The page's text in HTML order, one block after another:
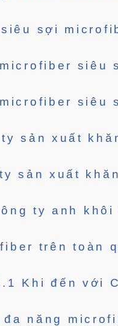
siêu sợi
siêu
siêu
ty sản xuất
sản xuất
ty anh
trên toàn
Khi đến với
đa năng